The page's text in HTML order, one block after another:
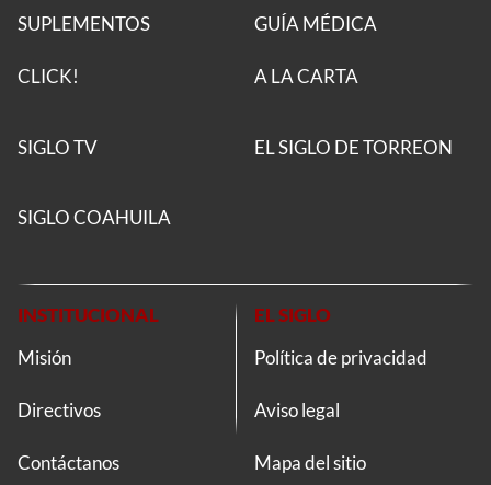
SUPLEMENTOS
CLICK!
GUÍA MÉDICA
A LA CARTA
SIGLO TV EL SIGLO DE TORREON
SIGLO COAHUILA
INSTITUCIONAL
Misión
Directivos
Contáctanos
EL SIGLO
Política de privacidad
Aviso legal
Mapa del sitio